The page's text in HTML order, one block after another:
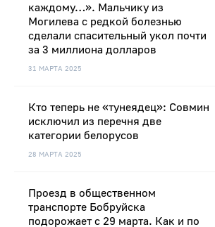
31 МАРТА 2025
каждому…». Мальчику из
Могилева с редкой болезнью
сделали спасительный укол почти
за 3 миллиона долларов
28 МАРТА 2025
Кто теперь не «тунеядец»: Совмин
исключил из перечня две
категории белорусов
Проезд в общественном
транспорте Бобруйска
подорожает с 29 марта. Как и по